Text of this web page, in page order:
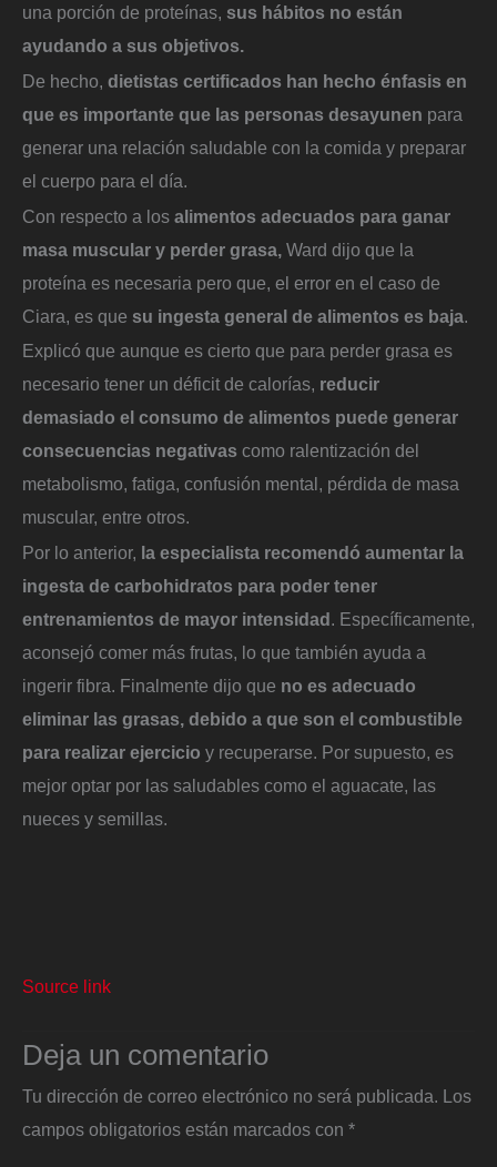
una porción de proteínas, sus hábitos no están
ayudando a sus objetivos.
De hecho, dietistas certificados han hecho énfasis en
que es importante que las personas desayunen para
generar una relación saludable con la comida y preparar
el cuerpo para el día.
Con respecto a los alimentos adecuados para ganar
masa muscular y perder grasa, Ward dijo que la
proteína es necesaria pero que, el error en el caso de
Ciara, es que su ingesta general de alimentos es baja
Explicó que aunque es cierto que para perder grasa es
necesario tener un déficit de calorías, reducir
demasiado el consumo de alimentos puede generar
consecuencias negativas como ralentización del
metabolismo, fatiga, confusión mental, pérdida de masa
muscular, entre otros.
Por lo anterior, la especialista recomendó aumentar la
ingesta de carbohidratos para poder tener
entrenamientos de mayor intensidad. Específicamente,
aconsejó comer más frutas, lo que también ayuda a
ingerir fibra. Finalmente dijo que no es adecuado
eliminar las grasas, debido a que son el combustible
para realizar ejercicio y recuperarse. Por supuesto, es
mejor optar por las saludables como el aguacate, las
nueces y semillas.
Source link
Deja un comentario
Tu dirección de correo electrónico no será publicada. Los
campos obligatorios están marcados con *